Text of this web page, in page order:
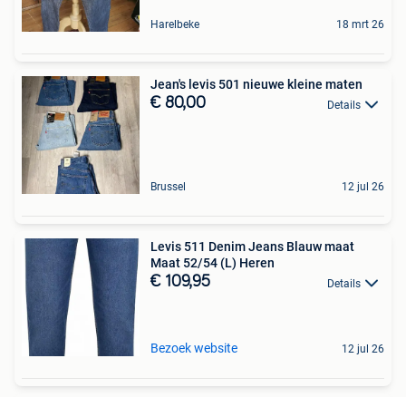
Harelbeke 18 mrt 26
Jean's levis 501 nieuwe kleine maten
€ 80,00 Details
Brussel 12 jul 26
Levis 511 Denim Jeans Blauw maat
Maat 52/54 (L) Heren
€ 109,95 Details
Bezoek website 12 jul 26